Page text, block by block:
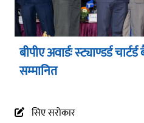
बीपीए अवार्डः स्ट्याण्डर्ड
सम्मानित
सिए सरोकार